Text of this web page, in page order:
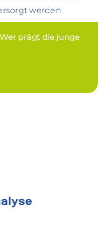
werden.
prägt die junge